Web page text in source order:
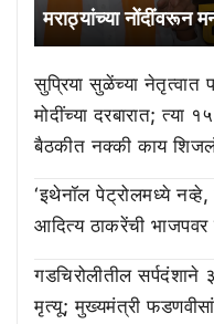
मराठ्यांच्या नोंदींवरून
सुप्रिया सुळेंच्या नेतृत्वात
मोदींच्या दरबारात; त्या
बैठकीत नक्की काय
‘इथेनॉल पेट्रोलमध्ये
आदित्य ठाकरेंची भाजपवर
गडचिरोलीतील सर्पदंशाने ३
मृत्यू; मुख्यमंत्री